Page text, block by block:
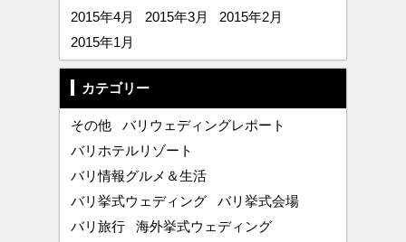
2015年4月
2015年3月
2015年2月
2015年1月
カテゴリー
その他
バリウェディングレポート
バリホテルリゾート
バリ情報グルメ＆生活
バリ挙式ウェディング
バリ挙式会場
バリ旅行
海外挙式ウェディング